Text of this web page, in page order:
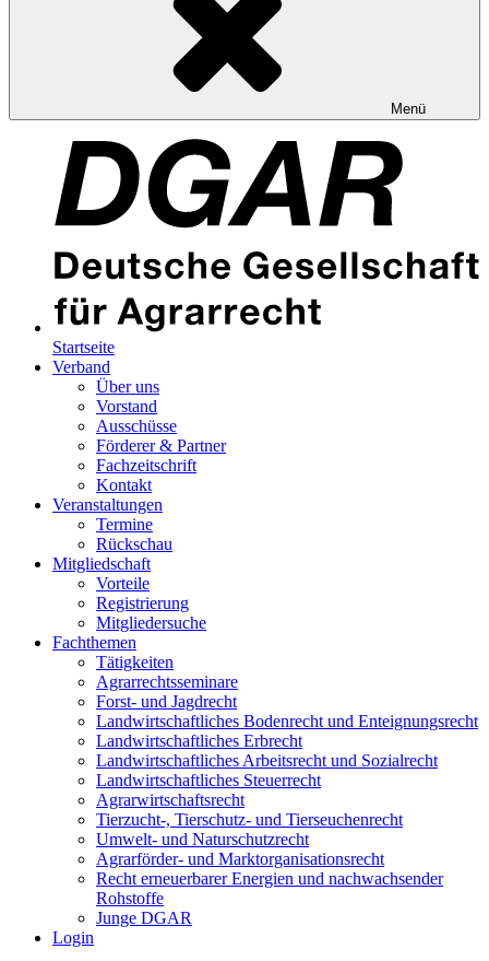
Menü
Startseite
Verband
Über uns
Vorstand
Ausschüsse
Förderer & Partner
Fachzeitschrift
Kontakt
Veranstaltungen
Termine
Rückschau
Mitgliedschaft
Vorteile
Registrierung
Mitgliedersuche
Fachthemen
Tätigkeiten
Agrarrechtsseminare
Forst- und Jagdrecht
Landwirtschaftliches Bodenrecht und Enteignungsrecht
Landwirtschaftliches Erbrecht
Landwirtschaftliches Arbeitsrecht und Sozialrecht
Landwirtschaftliches Steuerrecht
Agrarwirtschaftsrecht
Tierzucht-, Tierschutz- und Tierseuchenrecht
Umwelt- und Naturschutzrecht
Agrarförder- und Marktorganisationsrecht
Recht erneuerbarer Energien und nachwachsender
Rohstoffe
Junge DGAR
Login